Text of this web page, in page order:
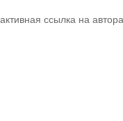
ссылка на